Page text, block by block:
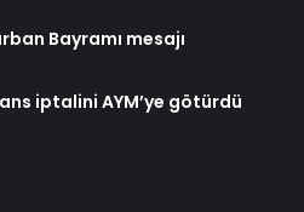
Bayramı mesajı
iptalini AYM’ye götürdü